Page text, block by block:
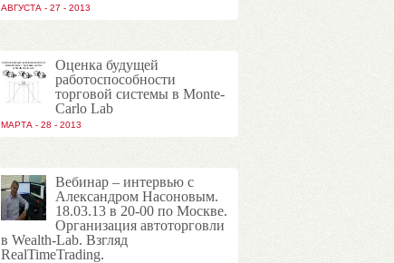
АВГУСТА - 27 - 2013
Оценка будущей
работоспособности
торговой системы в Monte-
Carlo Lab
МАРТА - 28 - 2013
Вебинар – интервью с
Александром Насоновым.
18.03.13 в 20-00 по Москве.
Организация автоторговли
в Wealth-Lab. Взгляд
RealTimeTrading.